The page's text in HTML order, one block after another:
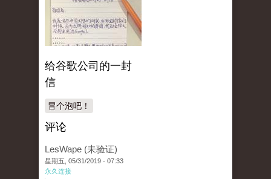
给谷歌公司的一封
信
冒个泡吧！
评论
LesWape (未验证)
星期五, 05/31/2019 - 07:33
永久连接